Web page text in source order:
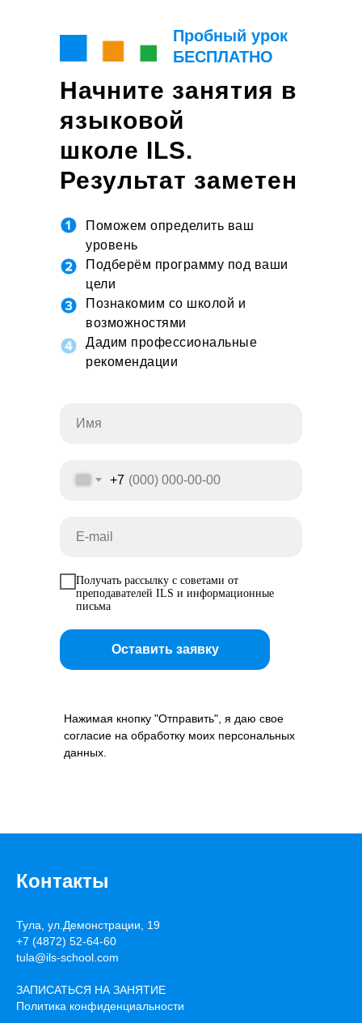
Начните занятия в
языковой
школе ILS.
Результат заметен
занятии
+7
Получать рассылку с советами от
преподавателей ILS и информационные
письма
Оставить заявку
Нажимая кнопку "Отправить", я даю свое
согласие на обработку моих персональных
данных.
Пробный урок
БЕСПЛАТНО
Поможем определить ваш
уровень
Подберём программу под ваши
цели
Познакомим со школой и
возможностями
Дадим профессиональные
рекомендации
Контакты
Тула, ул.Демонстрации, 19
+7 (4872) 52-64-60
tula@ils-school.com
ЗАПИСАТЬСЯ НА ЗАНЯТИЕ
Политика конфиденциальности